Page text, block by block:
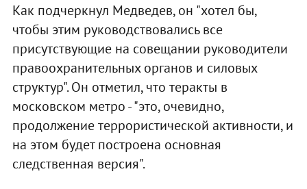
Как подчеркнул Медведев, он "хотел бы,
чтобы этим руководствовались все
присутствующие на совещании руководители
правоохранительных органов и силовых
структур". Он отметил, что теракты в
московском метро - "это, очевидно,
продолжение террористической активности, и
на этом будет построена основная
следственная версия".